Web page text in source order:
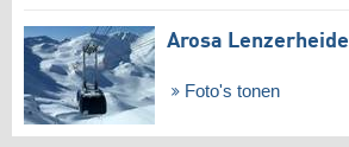
Arosa Lenzerheide
Foto's tonen